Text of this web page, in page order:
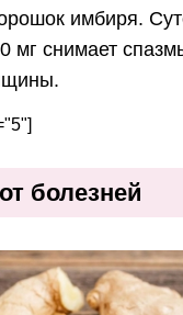
имбиря.
мг снимает
болезней